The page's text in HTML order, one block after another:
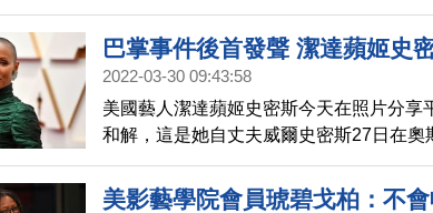
斯洛克脫口秀演出票價和銷量更是雙雙看
巴掌事件後首發聲 潔達蘋姬史
2022-03-30 09:43:58
美國藝人潔達蘋姬史密斯今天在照片分享
和解，這是她自丈夫威爾史密斯27日在
洛克一巴掌以來，首次公開發言。
美影藝學院會員琥碧戈柏：不